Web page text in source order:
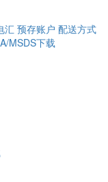
汇 预存账户 配送方式
MSDS下载